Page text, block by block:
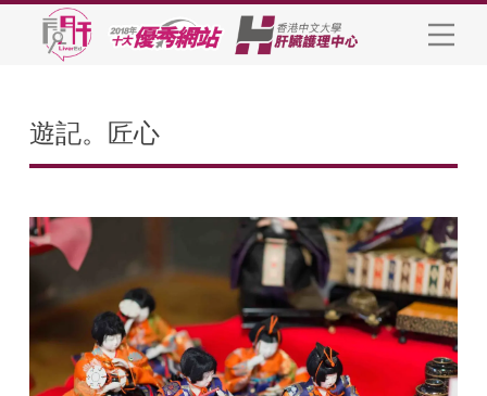
遊記。匠心